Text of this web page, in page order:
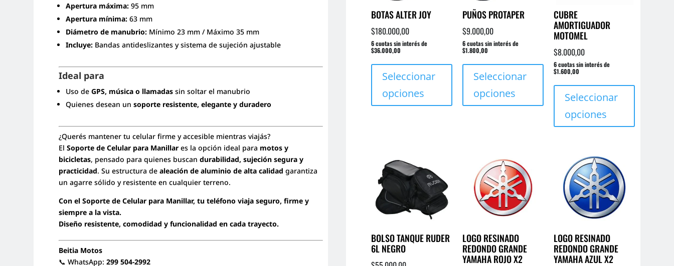
Apertura máxima: 95 mm
Apertura mínima: 63 mm
Diámetro de manubrio: Mínimo 23 mm / Máximo 35 mm
Incluye: Bandas antideslizantes y sistema de sujeción ajustable
Ideal para
Uso deGPS, música o llamadas sin soltar el manubrio
Quienes desean unsoporte resistente, elegante y duradero
¿Querés mantener tu celular firme y accesible mientras viajás?
ElSoporte de Celular para Manillar es la opción ideal para motos y
bicicletas, pensado para quienes buscandurabilidad, sujeción segura y
practicidad. Su estructura dealeación de aluminio de alta calidad garantiza
un agarre sólido y resistente en cualquier terreno.
Con el Soporte de Celular para Manillar, tu teléfono viaja seguro, firme y
siempre a la vista.
Diseño resistente, comodidad y funcionalidad en cada trayecto.
Beitia Motos
📞 WhatsApp:299 504-2992
producto
BOTAS ALTER JOY
$180.000,00
6 cuotas sin interés de
$36.000,00
Seleccionar
opciones
producto
múltiples
producto
PUÑOS PROTAPER
$9.000,00
6 cuotas sin interés de
$1.800,00
Seleccionar
opciones
Este
producto
tiene
múltiples
variantes.
Las
producto
CUBRE
AMORTIGUADOR
MOTOMEL
$8.000,00
6 cuotas sin interés de
$1.600,00
Seleccionar
opciones
BOLSO TANQUE RUDER
6L NEGRO
LOGO RESINADO
REDONDO GRANDE
YAMAHA ROJO X2
LOGO RESINADO
REDONDO GRANDE
YAMAHA AZUL X2